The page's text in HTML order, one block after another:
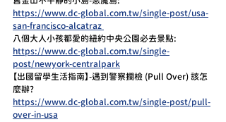
https://www.dc-global.com.tw/single-post/usa-
san-francisco-alcatraz
八個大人小孩都愛的紐約中央公園必去景點:
https://www.dc-global.com.tw/single-
post/newyork-centralpark
【出國留學生活指南】-遇到警察攔檢 (Pull Over) 該怎
麼辦?
https://www.dc-global.com.tw/single-post/pull-
over-in-usa